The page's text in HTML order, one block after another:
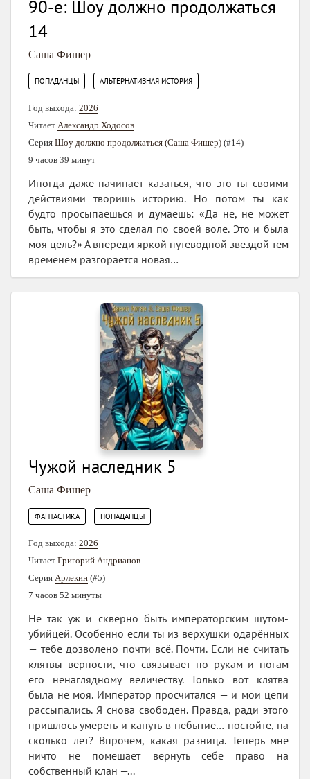
90-е: Шоу должно продолжаться
14
Саша Фишер
ПОПАДАНЦЫ АЛЬТЕРНАТИВНАЯ ИСТОРИЯ
Год выхода: 2026
Читает Александр Ходосов
Серия Шоу должно продолжаться (Саша Фишер) (#14)
9 часов 39 минут
Иногда даже начинает казаться, что это ты своими
действиями творишь историю. Но потом ты как
будто просыпаешься и думаешь: «Да не, не может
быть, чтобы я это сделал по своей воле. Это и была
моя цель?» А впереди яркой путеводной звездой тем
временем разгорается новая…
Чужой наследник 5
Саша Фишер
ФАНТАСТИКА ПОПАДАНЦЫ
Год выхода: 2026
Читает Григорий Андрианов
Серия Арлекин (#5)
7 часов 52 минуты
Не так уж и скверно быть императорским шутом-
убийцей. Особенно если ты из верхушки одарённых
— тебе дозволено почти всё. Почти. Если не считать
клятвы верности, что связывает по рукам и ногам
его ненаглядному величеству. Только вот клятва
была не моя. Император просчитался — и мои цепи
рассыпались. Я снова свободен. Правда, ради этого
пришлось умереть и кануть в небытие… постойте, на
сколько лет? Впрочем, какая разница. Теперь мне
ничто не помешает вернуть себе право на
собственный клан —...